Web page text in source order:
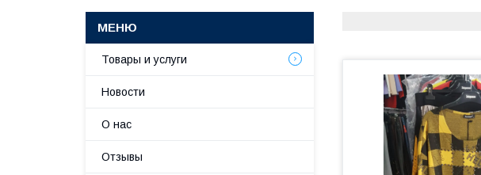
Товары и услуги
Новости
О нас
Отзывы